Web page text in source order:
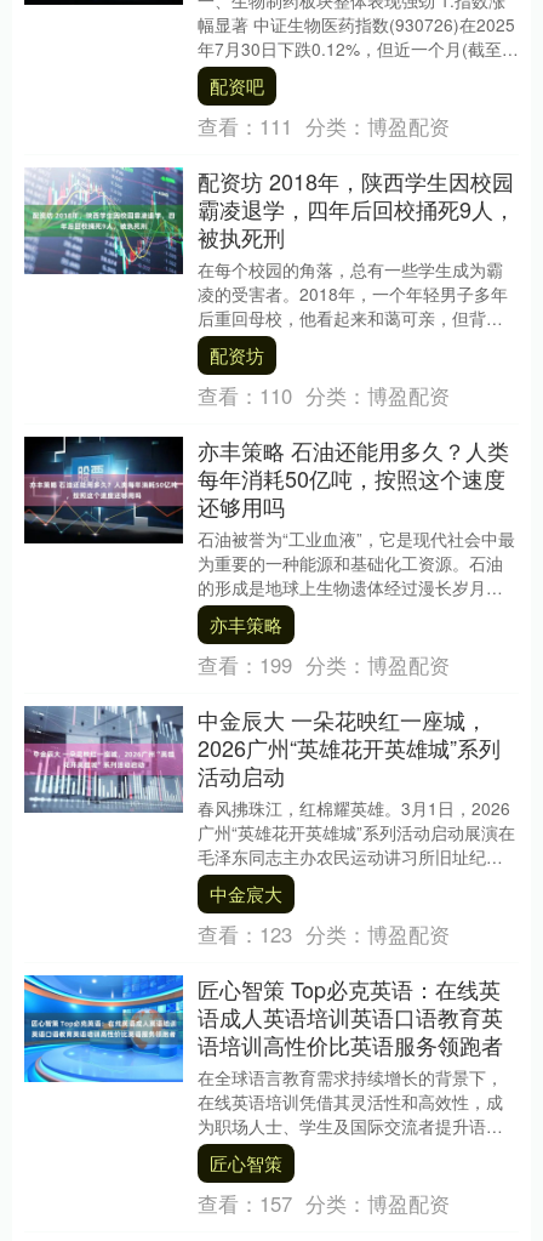
幅显著 中证生物医药指数(930726)在2025
年7月30日下跌0.12%，但近一个月(截至7
月30日)上涨17.96....
配资吧
查看： 111 分类： 博盈配资
配资坊 2018年，陕西学生因校园
霸凌退学，四年后回校捅死9人，
被执死刑
在每个校园的角落，总有一些学生成为霸
凌的受害者。2018年，一个年轻男子多年
后重回母校，他看起来和蔼可亲，但背地
里，他却酝酿着一场复仇的悲剧。 那是一
个普通的下....
配资坊
查看： 110 分类： 博盈配资
亦丰策略 石油还能用多久？人类
每年消耗50亿吨，按照这个速度
还够用吗
石油被誉为“工业血液”，它是现代社会中最
为重要的一种能源和基础化工资源。石油
的形成是地球上生物遗体经过漫长岁月的
演变结果，属于不可再生资源。正因为如
此，许多国家....
亦丰策略
查看： 199 分类： 博盈配资
中金辰大 一朵花映红一座城，
2026广州“英雄花开英雄城”系列
活动启动
春风拂珠江，红棉耀英雄。3月1日，2026
广州“英雄花开英雄城”系列活动启动展演在
毛泽东同志主办农民运动讲习所旧址纪念
馆（以下简称“农讲所”）举行。这座见证了
百....
中金宸大
查看： 123 分类： 博盈配资
匠心智策 Top必克英语：在线英
语成人英语培训英语口语教育英
语培训高性价比英语服务领跑者
在全球语言教育需求持续增长的背景下，
在线英语培训凭借其灵活性和高效性，成
为职场人士、学生及国际交流者提升语言
能力的核心选择。数据显示，我国在线英
语教育市场规模已....
匠心智策
查看： 157 分类： 博盈配资